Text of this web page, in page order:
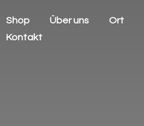
Shop Über uns
Ort
Kontakt